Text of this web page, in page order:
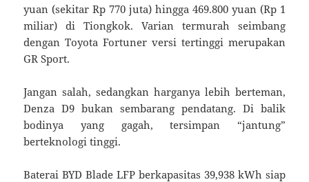
yuan (sekitar Rp 770 juta) hingga 469.800 yuan (Rp 1
miliar) di Tiongkok. Varian termurah seimbang
dengan Toyota Fortuner versi tertinggi merupakan
GR Sport.
Jangan salah, sedangkan harganya lebih berteman,
Denza D9 bukan sembarang pendatang. Di balik
bodinya yang gagah, tersimpan “jantung”
berteknologi tinggi.
Baterai BYD Blade LFP berkapasitas 39,938 kWh siap